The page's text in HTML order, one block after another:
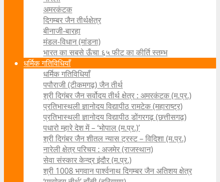
अमरकंटक
दिगम्बर जैन तीर्थक्षेत्र
बीनाजी-बारहा
मंडल-विधान (मांडना)
भारत का सबसे ऊँचा ६५ फीट का कीर्ति स्तम्भ
धर्मिक गतिविधियाँ
धर्मिक गतिविधियाँ
पपौराजी (टीकमगढ़) जैन तीर्थ
श्री दिगंबर जैन सर्वोदय तीर्थ क्षेत्र : अमरकंटक (म.प्र.)
प्रतिभास्थली ज्ञानोदय विद्यापीठ रामटेक (महाराष्ट्र)
प्रतिभास्थली ज्ञानोदय विद्यापीठ डोंगरगढ़ (छत्तीसगढ़)
पधारो म्हारे देश में – ‘भोपाल (म.प्र.)’
श्री दिगंबर जैन शीतल न्यास ट्रस्ट – विदिशा (म.प्र.)
नारेली क्षेत्र परिचय : अजमेर (राजस्थान)
सेवा संस्कार केन्द्र इंदौर (म.प्र.)
श्री 1008 भगवान पार्श्वनाथ दिगम्बर जैन अतिशय क्षे‍त्र